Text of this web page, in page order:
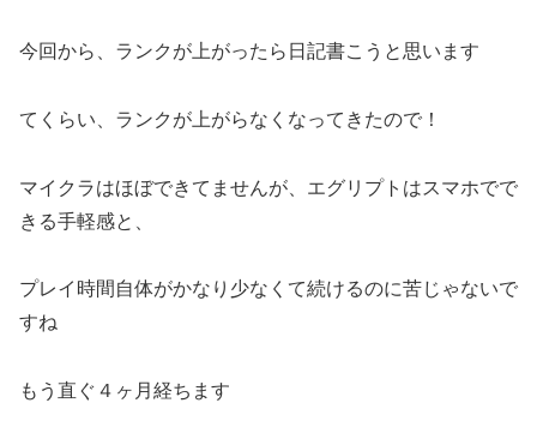
今回から、ランクが上がったら日記書こうと思います
てくらい、ランクが上がらなくなってきたので！
マイクラはほぼできてませんが、エグリプトはスマホでで
きる手軽感と、
プレイ時間自体がかなり少なくて続けるのに苦じゃないで
すね
もう直ぐ４ヶ月経ちます